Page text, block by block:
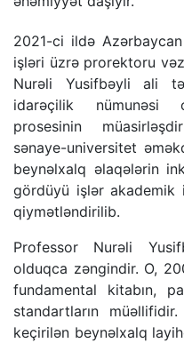
2021-ci ildə
işləri üzrə prorektoru
Nurəli Yusifbəyli ali
idarəçilik nümunəsi
prosesinin
sənaye-universitet
beynəlxalq əlaqələrin
gördüyü işlər akademik
qiymətləndirilib.
Professor Nurəli
olduqca zəngindir. O,
fundamental kitabın,
standartların
keçirilən beynəlxalq